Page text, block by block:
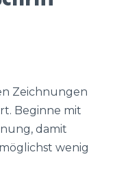
Zeichnungen
Beginne mit
damit
wenig